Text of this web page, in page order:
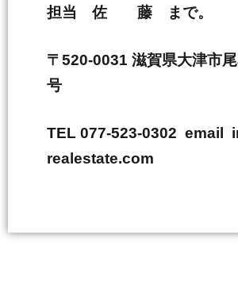
担当 佐 藤 まで。
〒520-0031 滋賀県大津市
号
TEL 077-523-0302 email
realestate.com